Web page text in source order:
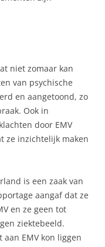
niet zomaar kan
van psychische
en aangetoond, zo
Ook in
door EMV
ze inzichtelijk maken
is een zaak van
aangaf dat ze
en ze geen tot
ziektebeeld.
EMV kon liggen